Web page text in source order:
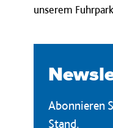
unserem
Abonnieren
Stand.